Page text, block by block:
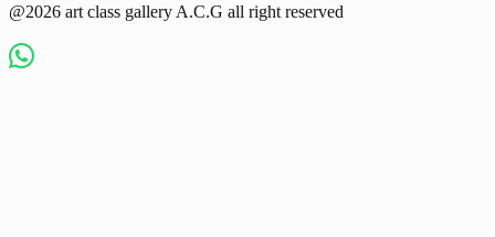
@2026 art class gallery A.C.G all right reserved